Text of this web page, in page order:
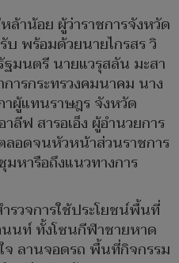
าน้อย ผู้ว่าราชการจังหวัด
บ พร้อมด้วยนายไกรสร วิ
มนตรี นายแวรุสลัน มะสา
ารกระทรวงคมนาคม นาง
าผู้แทนราษฎร จังหวัด
ลีฟ สารอเอ็ง ผู้อำนวยการ
ลอดจนหัวหน้าส่วนราชการ
มหารือถึงแนวทางการ
วจการใช้ประโยชน์พื้นที่
นท์ ทั้งโซนกีฬาชายหาด
ลานจอดรถ พื้นที่กิจกรรม